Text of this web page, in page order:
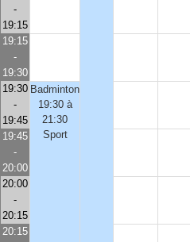
-
19:15
19:15
-
19:30
19:30
-
19:45
Badminton
19:30 à
21:30
Sport
19:45
-
20:00
20:00
-
20:15
20:15